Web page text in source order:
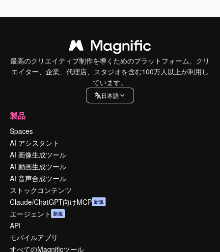
最高のクリエイティブ制作を導くためのプラットフォーム。クリ
エイター、企業、代理店、スタジオを含む100万人以上が利用し
ています。
日本語
製品
Spaces
AI アシスタント
AI 画像生成ツール
AI 動画生成ツール
AI 音声合成ツール
ストックコンテンツ
Claude/ChatGPT向けMCP 新規
エージェント 新規
API
モバイルアプリ
すべてのMagnificツール